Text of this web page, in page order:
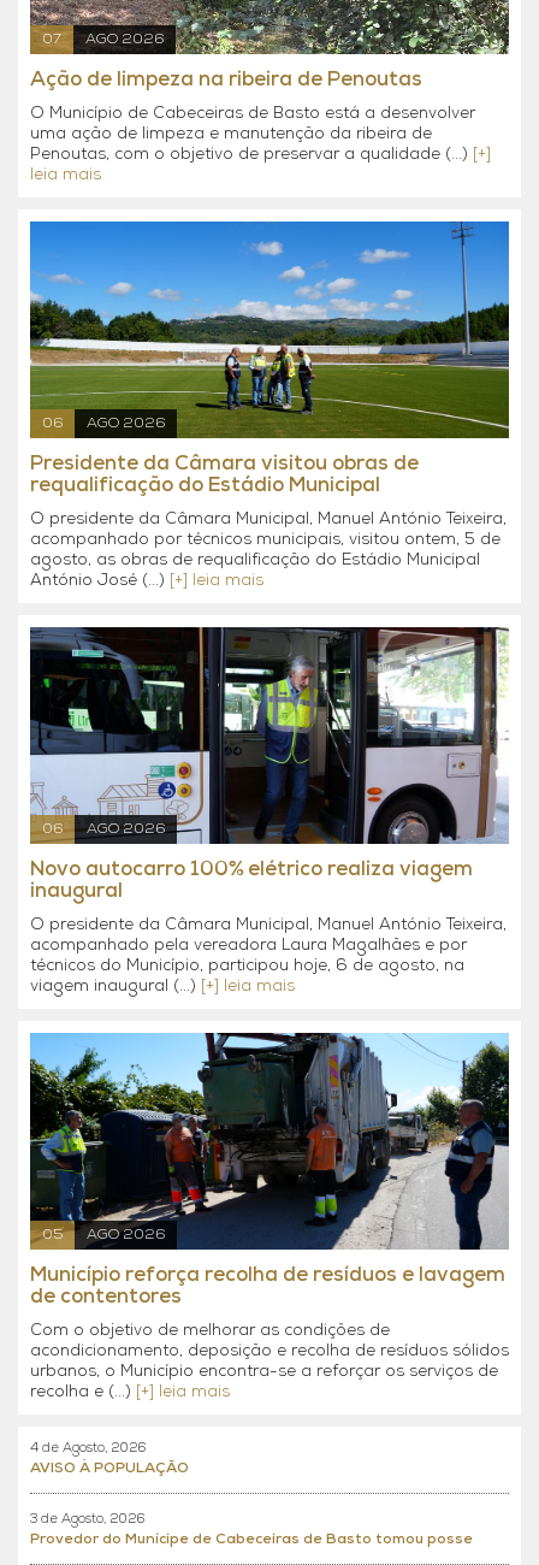
07 AGO 2026
Ação de limpeza na ribeira de Penoutas
O Município de Cabeceiras de Basto está a desenvolver
uma ação de limpeza e manutenção da ribeira de
Penoutas, com o objetivo de preservar a qualidade (...)
[+]
leia mais
06 AGO 2026
Presidente da Câmara visitou obras de
requalificação do Estádio Municipal
O presidente da Câmara Municipal, Manuel António Teixeira,
acompanhado por técnicos municipais, visitou ontem, 5 de
agosto, as obras de requalificação do Estádio Municipal
António José (...)
[+] leia mais
06 AGO 2026
Novo autocarro 100% elétrico realiza viagem
inaugural
O presidente da Câmara Municipal, Manuel António Teixeira,
acompanhado pela vereadora Laura Magalhães e por
técnicos do Município, participou hoje, 6 de agosto, na
viagem inaugural (...)
[+] leia mais
05 AGO 2026
Município reforça recolha de resíduos e lavagem
de contentores
Com o objetivo de melhorar as condições de
acondicionamento, deposição e recolha de resíduos sólidos
urbanos, o Município encontra-se a reforçar os serviços de
recolha e (...)
[+] leia mais
4 de Agosto, 2026
AVISO À POPULAÇÃO
3 de Agosto, 2026
Provedor do Munícipe de Cabeceiras de Basto tomou posse